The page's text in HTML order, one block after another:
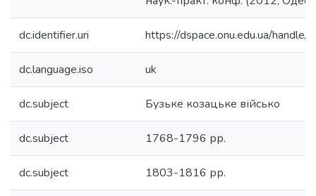
dc.identifier.uri https://dspace.onu.edu.ua/
dc.language.iso uk
dc.subject Бузьке козацьке військо
dc.subject 1768-1796 рр.
dc.subject 1803-1816 рр.